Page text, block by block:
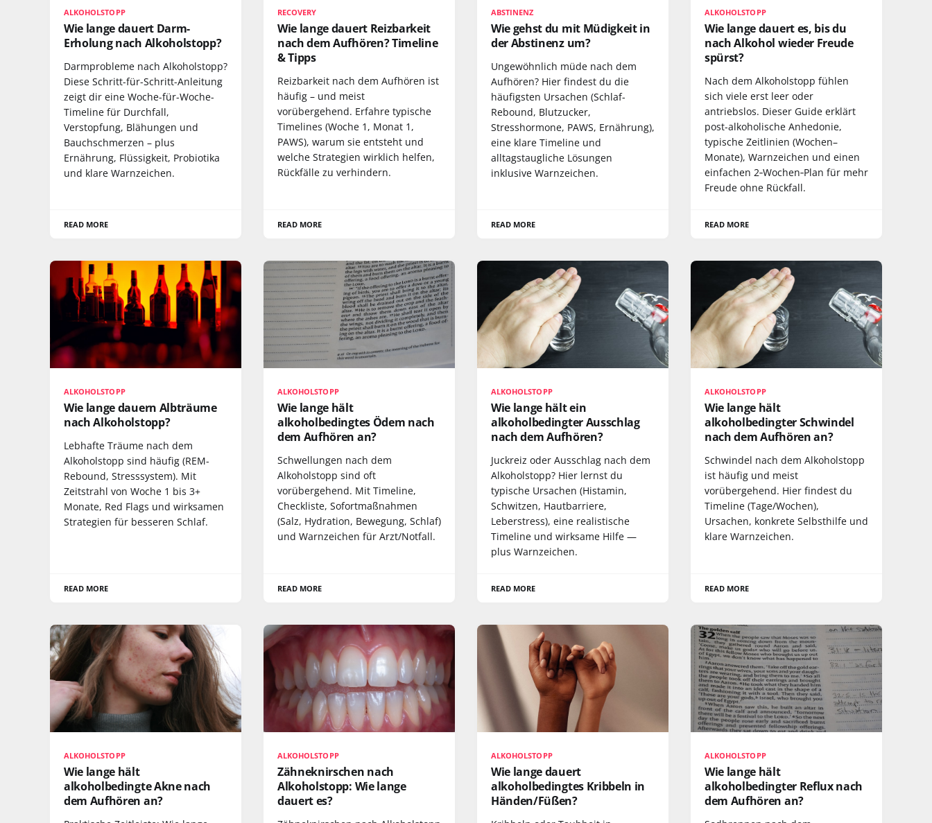
ALKOHOLSTOPP
Wie lange dauert Darm-
Erholung nach Alkoholstopp?
Darmprobleme nach Alkoholstopp?
Diese Schritt-für-Schritt-Anleitung
zeigt dir eine Woche-für-Woche-
Timeline für Durchfall,
Verstopfung, Blähungen und
Bauchschmerzen – plus
Ernährung, Flüssigkeit, Probiotika
und klare Warnzeichen.
READ MORE
RECOVERY
Wie lange dauert Reizbarkeit
nach dem Aufhören? Timeline
& Tipps
Reizbarkeit nach dem Aufhören ist
häufig – und meist
vorübergehend. Erfahre typische
Timelines (Woche 1, Monat 1,
PAWS), warum sie entsteht und
welche Strategien wirklich helfen,
Rückfälle zu verhindern.
READ MORE
ABSTINENZ
Wie gehst du mit Müdigkeit in
der Abstinenz um?
Ungewöhnlich müde nach dem
Aufhören? Hier findest du die
häufigsten Ursachen (Schlaf-
Rebound, Blutzucker,
Stresshormone, PAWS, Ernährung),
eine klare Timeline und
alltagstaugliche Lösungen
inklusive Warnzeichen.
READ MORE
ALKOHOLSTOPP
Wie lange dauert es, bis du
nach Alkohol wieder Freude
spürst?
Nach dem Alkoholstopp fühlen
sich viele erst leer oder
antriebslos. Dieser Guide erklärt
post-alkoholische Anhedonie,
typische Zeitlinien (Wochen–
Monate), Warnzeichen und einen
einfachen 2‑Wochen‑Plan für mehr
Freude ohne Rückfall.
READ MORE
ALKOHOLSTOPP
Wie lange dauern Albträume
nach Alkoholstopp?
Lebhafte Träume nach dem
Alkoholstopp sind häufig (REM-
Rebound, Stresssystem). Mit
Zeitstrahl von Woche 1 bis 3+
Monate, Red Flags und wirksamen
Strategien für besseren Schlaf.
READ MORE
ALKOHOLSTOPP
Wie lange hält
alkoholbedingtes Ödem nach
dem Aufhören an?
Schwellungen nach dem
Alkoholstopp sind oft
vorübergehend. Mit Timeline,
Checkliste, Sofortmaßnahmen
(Salz, Hydration, Bewegung, Schlaf)
und Warnzeichen für Arzt/Notfall.
READ MORE
ALKOHOLSTOPP
Wie lange hält ein
alkoholbedingter Ausschlag
nach dem Aufhören?
Juckreiz oder Ausschlag nach dem
Alkoholstopp? Hier lernst du
typische Ursachen (Histamin,
Schwitzen, Hautbarriere,
Leberstress), eine realistische
Timeline und wirksame Hilfe —
plus Warnzeichen.
READ MORE
ALKOHOLSTOPP
Wie lange hält
alkoholbedingter Schwindel
nach dem Aufhören an?
Schwindel nach dem Alkoholstopp
ist häufig und meist
vorübergehend. Hier findest du
Timeline (Tage/Wochen),
Ursachen, konkrete Selbsthilfe und
klare Warnzeichen.
READ MORE
ALKOHOLSTOPP
Wie lange hält
alkoholbedingte Akne nach
dem Aufhören an?
ALKOHOLSTOPP
Zähneknirschen nach
Alkoholstopp: Wie lange
dauert es?
ALKOHOLSTOPP
Wie lange dauert
alkoholbedingtes Kribbeln in
Händen/Füßen?
ALKOHOLSTOPP
Wie lange hält
alkoholbedingter Reflux nach
dem Aufhören an?